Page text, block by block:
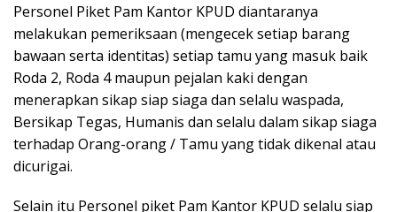
Personel Piket Pam Kantor KPUD diantaranya
melakukan pemeriksaan (mengecek setiap barang
bawaan serta identitas) setiap tamu yang masuk baik
Roda 2, Roda 4 maupun pejalan kaki dengan
menerapkan sikap siap siaga dan selalu waspada,
Bersikap Tegas, Humanis dan selalu dalam sikap siaga
terhadap Orang-orang / Tamu yang tidak dikenal atau
dicurigai.
Selain itu Personel piket Pam Kantor KPUD selalu siap